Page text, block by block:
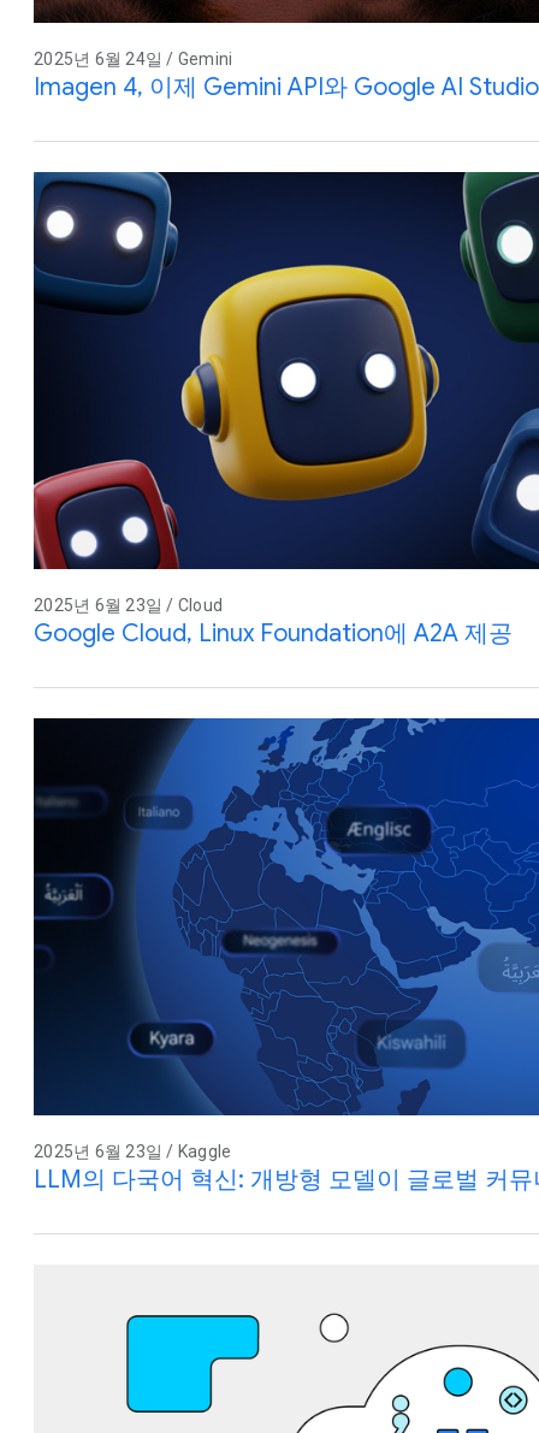
2025년 6월 24일 / Gemini
Imagen 4, 이제 Gemini API와 Google AI
2025년 6월 23일 / Cloud
Google Cloud, Linux Foundation에 A2A 제공
2025년 6월 23일 / Kaggle
LLM의 다국어 혁신: 개방형 모델이 글로벌 커